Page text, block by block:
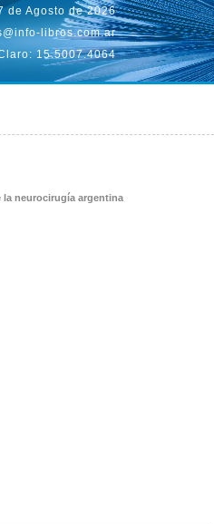
de Agosto de 2026
libros.com.ar
15.5007.4064
neurocirugía argentina